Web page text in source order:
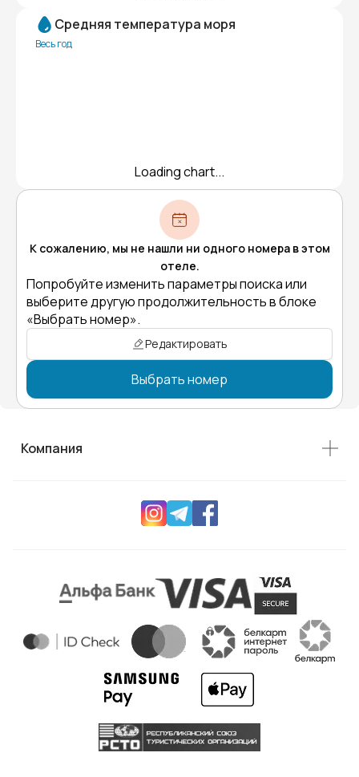
Средняя температура моря
Весь год
Loading chart...
К сожалению, мы не нашли ни одного номера в этом
отеле.
Попробуйте изменить параметры поиска или
выберите другую продолжительность в блоке
«Выбрать номер».
Редактировать
Выбрать номер
Компания